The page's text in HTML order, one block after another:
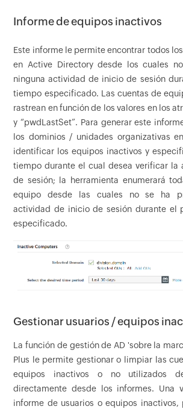
Informe de equipos inactivos
Este informe le permite encontrar todos
en Active Directory desde los cuales
ninguna actividad de inicio de sesión
tiempo especificado. Las cuentas de
rastrean en función de los valores en los
y “pwdLastSet”. Para generar este
los dominios / unidades organizativas
identificar los equipos inactivos y
tiempo durante el cual desea verificar la
de sesión; la herramienta enumerará
equipo desde las cuales no se ha
actividad de inicio de sesión durante el
especificado.
Gestionar usuarios / equipos
La función de gestión de AD 'sobre la
Plus le permite gestionar o limpiar las
equipos inactivos o no utilizados
directamente desde los informes. Una
informe de usuarios o equipos inactivos,